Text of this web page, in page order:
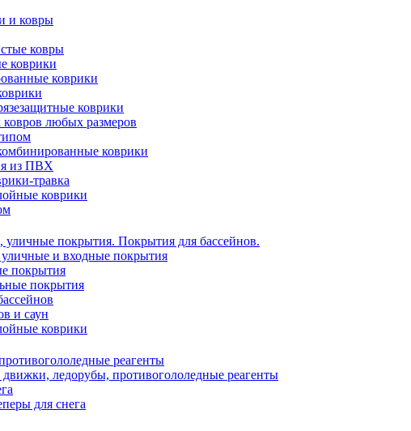
и ковры
ковры
коврики
коврики
коврики
любых размеров
коврики
из ПВХ
травка
коврики
покрытия. Покрытия для бассейнов.
и входные покрытия
покрытия
покрытия
и саун
коврики
реагенты
ледорубы, противогололедные реагенты
для снега